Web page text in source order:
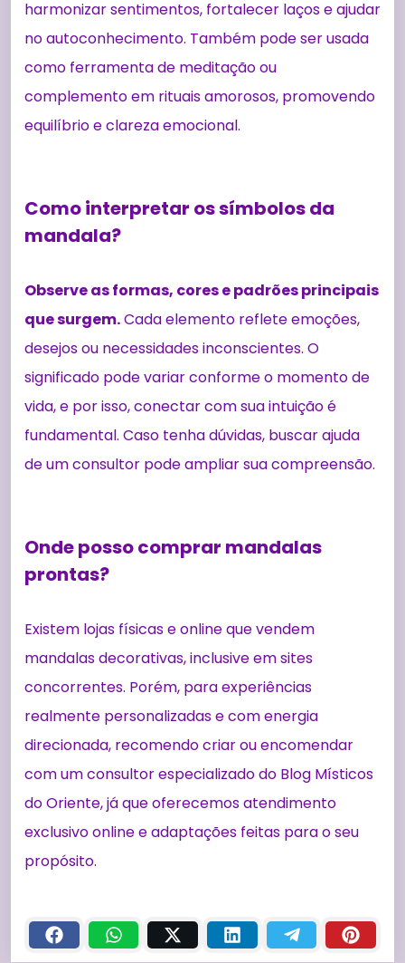
harmonizar sentimentos, fortalecer laços e ajudar
no autoconhecimento. Também pode ser usada
como ferramenta de meditação ou
complemento em rituais amorosos, promovendo
equilíbrio e clareza emocional.
Como interpretar os símbolos da
mandala?
Observe as formas, cores e padrões principais
que surgem.Cada elemento reflete emoções,
desejos ou necessidades inconscientes. O
significado pode variar conforme o momento de
vida, e por isso, conectar com sua intuição é
fundamental. Caso tenha dúvidas, buscar ajuda
de um consultor pode ampliar sua compreensão.
Onde posso comprar mandalas
prontas?
Existem lojas físicas e online que vendem
mandalas decorativas, inclusive em sites
concorrentes. Porém, para experiências
realmente personalizadas e com energia
direcionada, recomendo criar ou encomendar
com um consultor especializado do Blog Místicos
do Oriente, já que oferecemos atendimento
exclusivo online e adaptações feitas para o seu
propósito.